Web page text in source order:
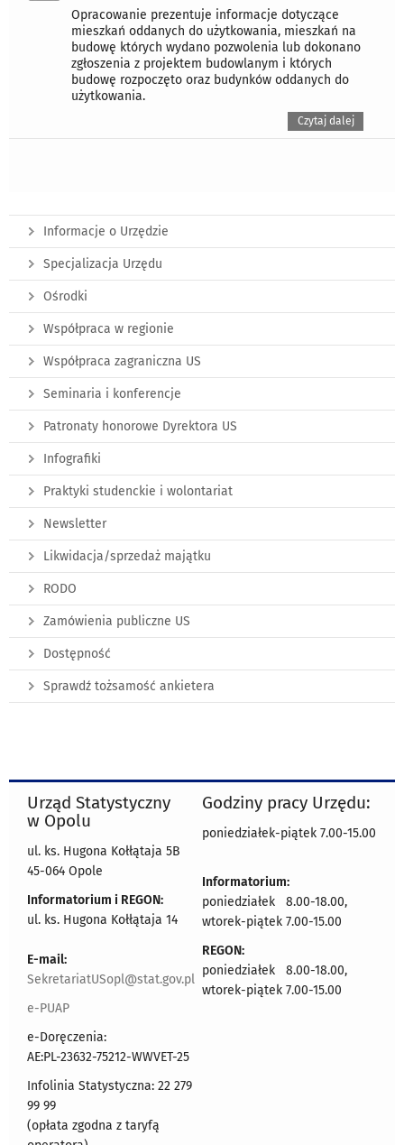
Opracowanie prezentuje informacje dotyczące
mieszkań oddanych do użytkowania, mieszkań na
budowę których wydano pozwolenia lub dokonano
zgłoszenia z projektem budowlanym i których
budowę rozpoczęto oraz budynków oddanych do
użytkowania.
Czytaj dalej
Informacje o Urzędzie
Specjalizacja Urzędu
Ośrodki
Współpraca w regionie
Współpraca zagraniczna US
Seminaria i konferencje
Patronaty honorowe Dyrektora US
Infografiki
Praktyki studenckie i wolontariat
Newsletter
Likwidacja/sprzedaż majątku
RODO
Zamówienia publiczne US
Dostępność
Sprawdź tożsamość ankietera
Urząd Statystyczny
w Opolu
ul. ks. Hugona Kołłątaja 5B
45-064 Opole
Informatorium i REGON:
ul. ks. Hugona Kołłątaja 14
E-mail:
SekretariatUSopl@stat.gov.pl
e-PUAP
e-Doręczenia:
AE:PL-23632-75212-WWVET-25
Infolinia Statystyczna: 22 279
99 99
(opłata zgodna z taryfą
Godziny pracy Urzędu:
poniedziałek-piątek 7.00-15.00
Informatorium:
poniedziałek 8.00-18.00,
wtorek-piątek 7.00-15.00
REGON:
poniedziałek 8.00-18.00,
wtorek-piątek 7.00-15.00